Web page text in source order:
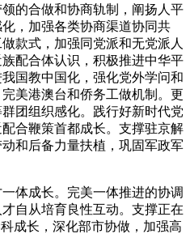
的合做和协商轨制，阐扬人平
，加强各类协商渠道协同共
款式，加强同党派和无党派人
配合体认识，积极推进中华平
国教中国化，强化党外学问和
美港澳台和侨务工做机制。更
团组织感化。践行好新时代党
合鞭策首都成长。支撑驻京解
和后备力量扶植，巩固军政军
成长。完美一体推进的协调
自从培育良性互动。支撑正在
成长，深化部市协做，加强高